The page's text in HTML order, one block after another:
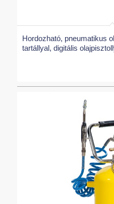
Hordozható, pneumatikus
tartállyal, digitális